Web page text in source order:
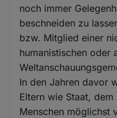
noch immer
beschneiden zu
bzw. Mitglied einer
humanistischen oder
In den Jahren davor
Eltern wie Staat,
Menschen möglichst